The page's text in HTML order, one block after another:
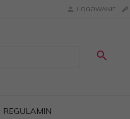
LOGOWANIE
REGULAMIN